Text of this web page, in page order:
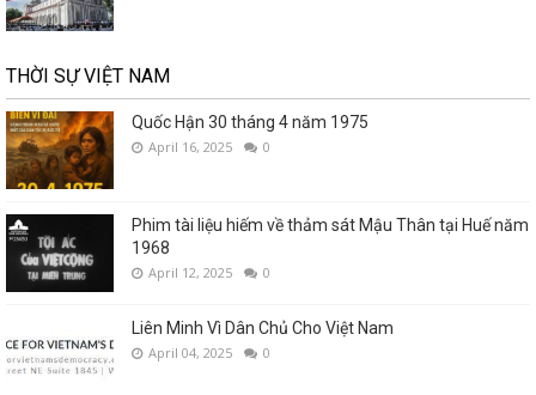
THỜI SỰ VIỆT NAM
Quốc Hận 30 tháng 4 năm 1975
April 16, 2025 0
Phim tài liệu hiếm về thảm sát Mậu Thân tại Huế năm
1968
April 12, 2025 0
Liên Minh Vì Dân Chủ Cho Việt Nam
April 04, 2025 0